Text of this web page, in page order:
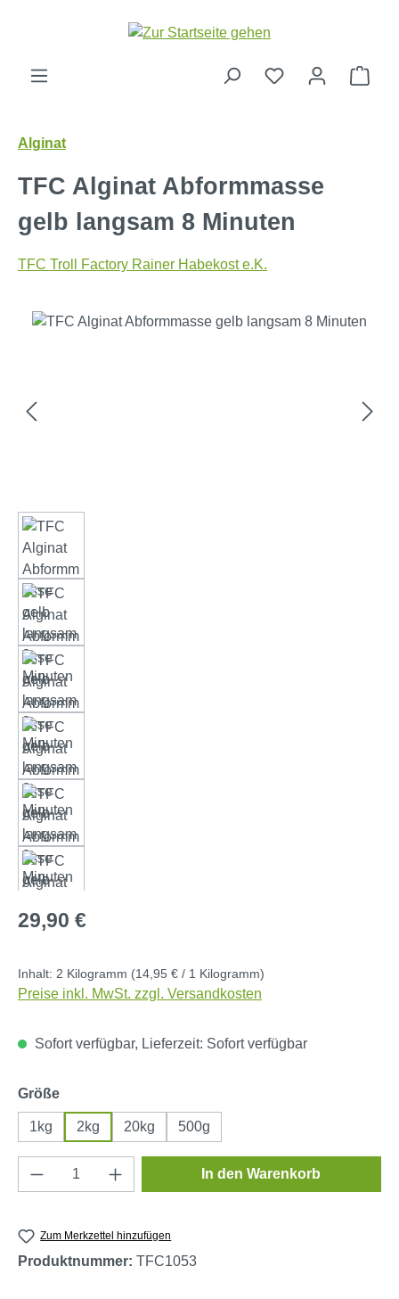
Zum Hauptinhalt springen
Alginat
TFC Alginat Abformmasse
gelb langsam 8 Minuten
TFC Troll Factory Rainer Habekost e.K.
Bildergalerie überspringen
Regulärer Preis:
29,90 €
Inhalt: 2 Kilogramm (14,95 € / 1 Kilogramm)
Preise inkl. MwSt. zzgl. Versandkosten
Sofort verfügbar, Lieferzeit: Sofort verfügbar
Größeauswählen
1kg 2kg 20kg 500g
Produkt Anzahl: Gib den gewünschten
In den Warenkorb
Zum Merkzettel hinzufügen
Produktnummer: TFC1053